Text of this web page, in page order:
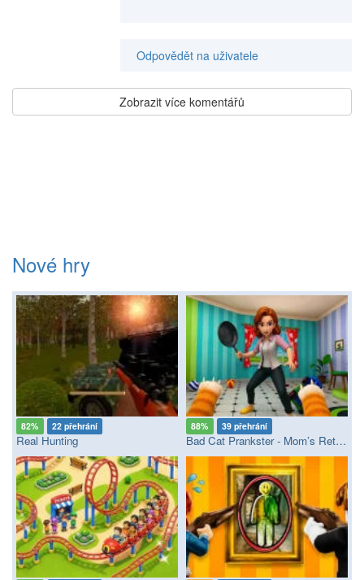
Odpovědět na uživatele
Zobrazit více komentářů
Nové hry
82% 22 přehrání
Real Hunting
88% 39 přehrání
Bad Cat Prankster - Mom’s Return